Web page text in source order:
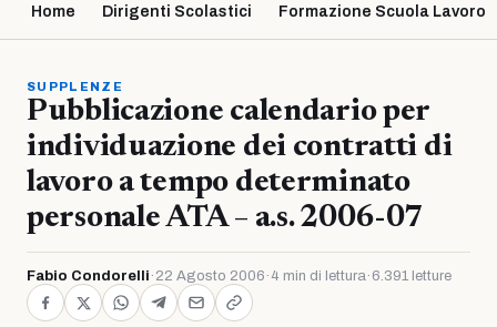
Home Dirigenti Scolastici Formazione Scuola Lavoro
SUPPLENZE
Pubblicazione calendario per
individuazione dei contratti di
lavoro a tempo determinato
personale ATA – a.s. 2006-07
Fabio Condorelli · 22 Agosto 2006 · 4 min di lettura· 6.391 letture